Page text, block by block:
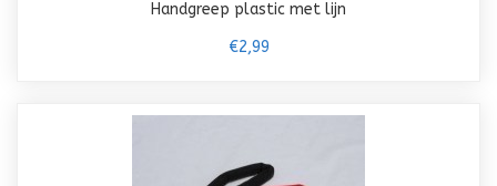
Handgreep plastic met lijn
€2,99